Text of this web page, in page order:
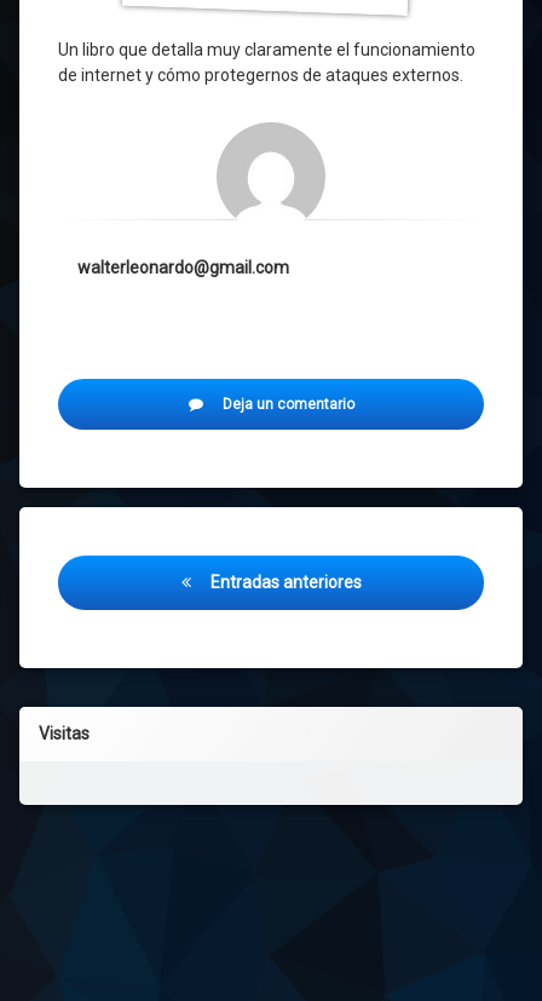
Un libro que detalla muy claramente el funcionamiento
de internet y cómo protegernos de ataques externos.
walterleonardo@gmail.com
Deja un comentarioen
Navegación
de
Entradas anteriores
Visitas